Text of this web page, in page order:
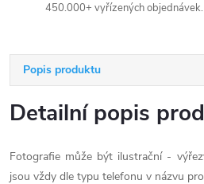
450.000+ vyřízených objednávek.
Popis produktu
Detailní popis
Fotografie může být ilustrační -
jsou vždy dle typu telefonu v názvu